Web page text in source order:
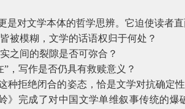
是对文学本体的哲学思辨。它迫使读者直
被模糊，文学的话语权归于何处？
之间的裂隙是否可弥合？
，写作是否仍具有救赎意义？
种拒绝闭合的姿态，恰是文学对抗确
》完成了对中国文学单维叙事传统的